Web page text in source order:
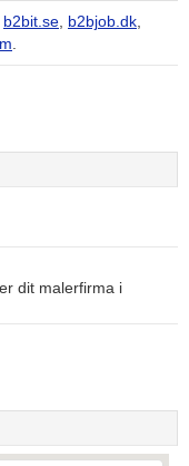
b2bit.se, b2bjob.dk,
.
dit malerfirma i